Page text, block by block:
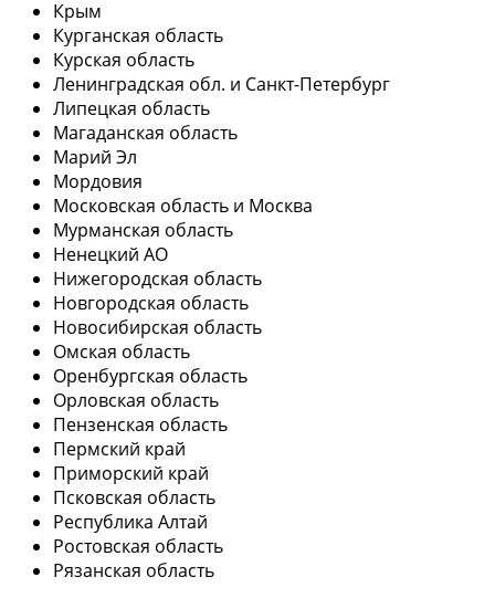
Крым
Курганская область
Курская область
Ленинградская обл. и Санкт-Петербург
Липецкая область
Магаданская область
Марий Эл
Мордовия
Московская область и Москва
Мурманская область
Ненецкий АО
Нижегородская область
Новгородская область
Новосибирская область
Омская область
Оренбургская область
Орловская область
Пензенская область
Пермский край
Приморский край
Псковская область
Республика Алтай
Ростовская область
Рязанская область